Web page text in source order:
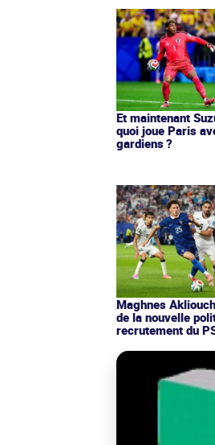
Et maintenant
quoi joue Paris
gardiens ?
Maghnes
de la nouvelle
recrutement du